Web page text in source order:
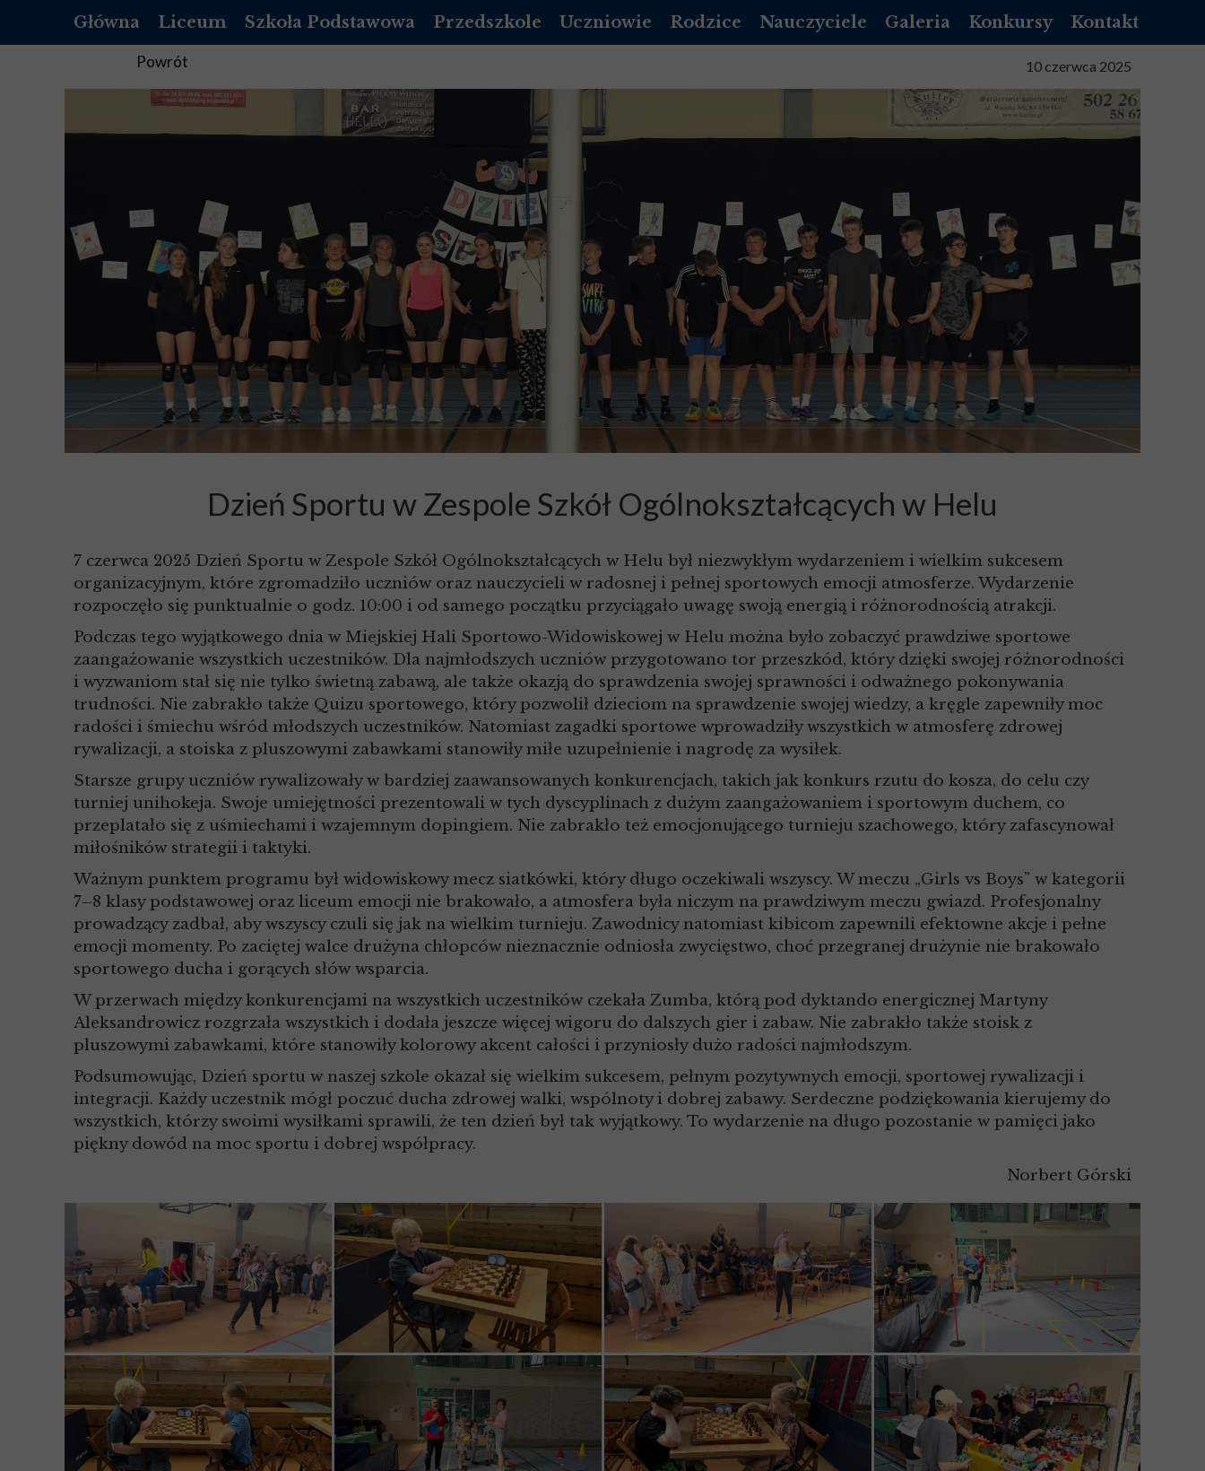
Powrót 10 czerwca 2025
Główna Liceum
OFERTA
REKRUTACJA LICEUM
DOKUMENTY
LISTA PODRĘCZNIKÓW DO 1 KLASY LICEUM 2026/2027
LISTA PODRĘCZNIKÓW DO 2 KLASY LICEUM 2026/2027
LISTA PODRĘCZNIKÓW DO 3 KLASY LICEUM 2026/2027
LISTA PODRĘCZNIKÓW DO 4 KLASY LICEUM 2026/2027
STANDARDY OCHRONY MAŁOLETNICH
Szkoła Podstawowa
REKRUTACJA SZKOŁA PODSTAWOWA
DOKUMENTY
PSYCHOLOG
PEDAGOG SPECJALNY/ LOGOPEDA
BIBLIOTEKA
STANDARDY OCHRONY MAŁOLETNICH
Przedszkole
DOKUMENTY
ROZKŁAD DNIA
KALENDARZ UROCZYSTOŚCI
INFORMACJE DODATKOWE
OPŁATY
STOŁÓWKA-PRZEDSZKOLE
STANDARDY OCHRONY MAŁOLETNICH
Uczniowie
MLEGITYMACJA
STOŁÓWKA
GADZI ZAKĄTEK
Rodzice
KALENDARZ ORGANIZACYJNY
Nauczyciele
DZIENNIK VULCAN
POCZTA SŁUŻBOWA
Galeria Konkursy Kontakt
Dzień Sportu w Zespole Szkół Ogólnokształcących w Helu
7 czerwca 2025 Dzień Sportu w Zespole Szkół Ogólnokształcących w Helu był niezwykłym wydarzeniem i wielkim sukcesem
organizacyjnym, które zgromadziło uczniów oraz nauczycieli w radosnej i pełnej sportowych emocji atmosferze. Wydarzenie
rozpoczęło się punktualnie o godz. 10:00 i od samego początku przyciągało uwagę swoją energią i różnorodnością atrakcji.
Podczas tego wyjątkowego dnia w Miejskiej Hali Sportowo-Widowiskowej w Helu można było zobaczyć prawdziwe sportowe
zaangażowanie wszystkich uczestników. Dla najmłodszych uczniów przygotowano tor przeszkód, który dzięki swojej różnorodności
i wyzwaniom stał się nie tylko świetną zabawą, ale także okazją do sprawdzenia swojej sprawności i odważnego pokonywania
trudności. Nie zabrakło także Quizu sportowego, który pozwolił dzieciom na sprawdzenie swojej wiedzy, a kręgle zapewniły moc
radości i śmiechu wśród młodszych uczestników. Natomiast zagadki sportowe wprowadziły wszystkich w atmosferę zdrowej
rywalizacji, a stoiska z pluszowymi zabawkami stanowiły miłe uzupełnienie i nagrodę za wysiłek.
Starsze grupy uczniów rywalizowały w bardziej zaawansowanych konkurencjach, takich jak konkurs rzutu do kosza, do celu czy
turniej unihokeja. Swoje umiejętności prezentowali w tych dyscyplinach z dużym zaangażowaniem i sportowym duchem, co
przeplatało się z uśmiechami i wzajemnym dopingiem. Nie zabrakło też emocjonującego turnieju szachowego, który zafascynował
miłośników strategii i taktyki.
Ważnym punktem programu był widowiskowy mecz siatkówki, który długo oczekiwali wszyscy. W meczu „Girls vs Boys” w kategorii
7–8 klasy podstawowej oraz liceum emocji nie brakowało, a atmosfera była niczym na prawdziwym meczu gwiazd. Profesjonalny
prowadzący zadbał, aby wszyscy czuli się jak na wielkim turnieju. Zawodnicy natomiast kibicom zapewnili efektowne akcje i pełne
emocji momenty. Po zaciętej walce drużyna chłopców nieznacznie odniosła zwycięstwo, choć przegranej drużynie nie brakowało
sportowego ducha i gorących słów wsparcia.
W przerwach między konkurencjami na wszystkich uczestników czekała Zumba, którą pod dyktando energicznej Martyny
Aleksandrowicz rozgrzała wszystkich i dodała jeszcze więcej wigoru do dalszych gier i zabaw. Nie zabrakło także stoisk z
pluszowymi zabawkami, które stanowiły kolorowy akcent całości i przyniosły dużo radości najmłodszym.
Podsumowując, Dzień sportu w naszej szkole okazał się wielkim sukcesem, pełnym pozytywnych emocji, sportowej rywalizacji i
integracji. Każdy uczestnik mógł poczuć ducha zdrowej walki, wspólnoty i dobrej zabawy. Serdeczne podziękowania kierujemy do
wszystkich, którzy swoimi wysiłkami sprawili, że ten dzień był tak wyjątkowy. To wydarzenie na długo pozostanie w pamięci jako
piękny dowód na moc sportu i dobrej współpracy.
Norbert Górski